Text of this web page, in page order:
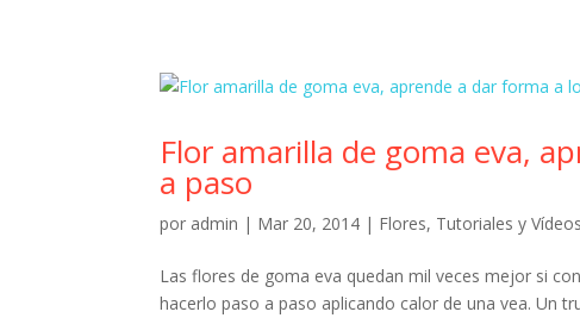
Flor amarilla de goma eva,
a paso
por admin | Mar 20, 2014 | Flores, Tutoriales y Vídeos
Las flores de goma eva quedan mil veces mejor si
hacerlo paso a paso aplicando calor de una vea. Un